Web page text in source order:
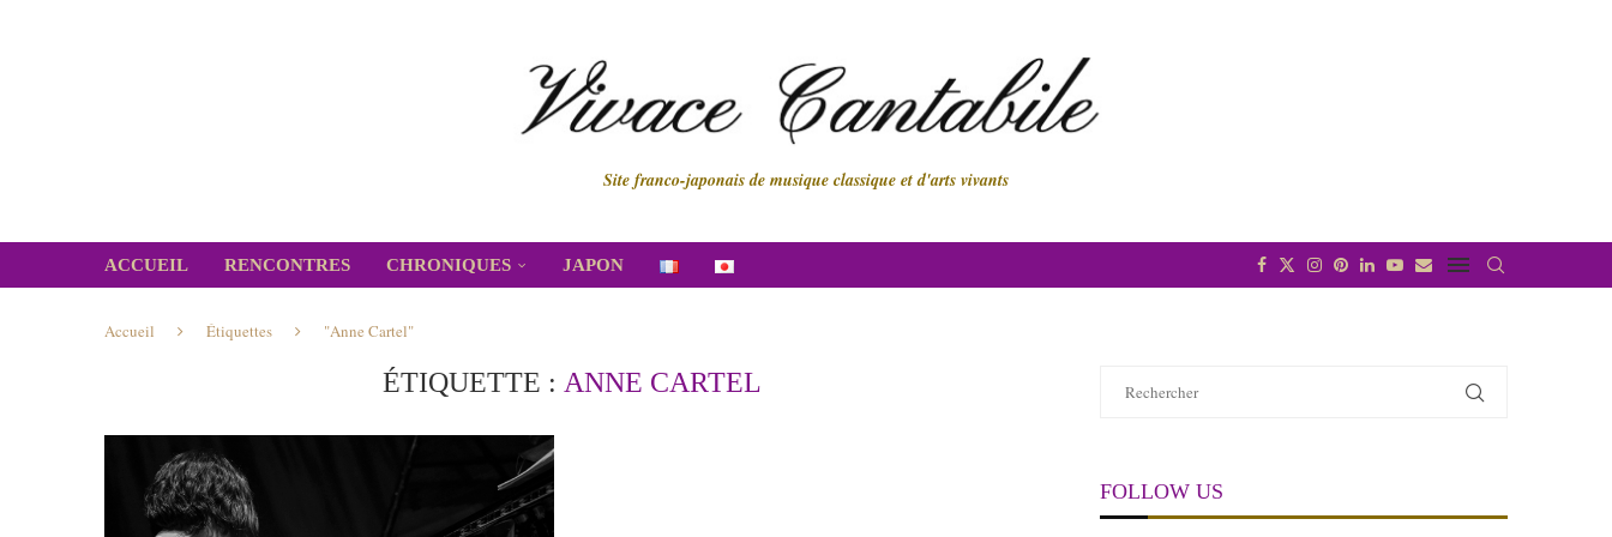
Site franco-japonais de musique classique et d'arts vivants
ACCUEIL RENCONTRES CHRONIQUES JAPON
Accueil Étiquettes "Anne Cartel"
ÉTIQUETTE : ANNE CARTEL
FOLLOW US